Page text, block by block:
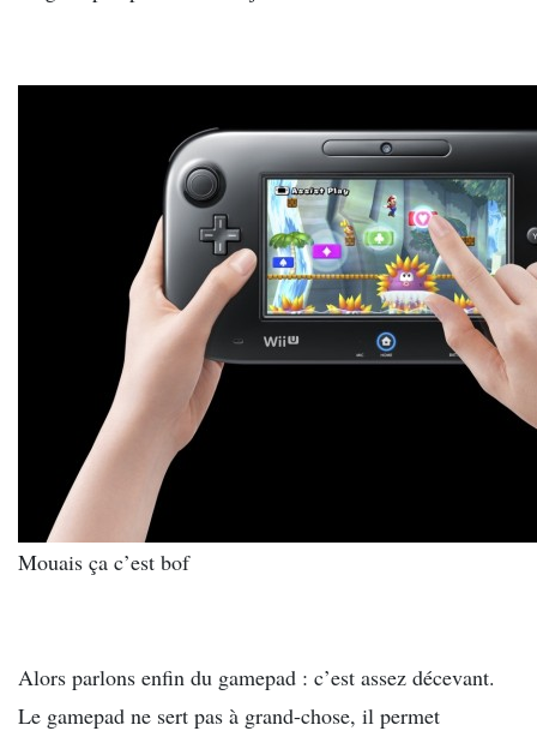
Mouais ça c’est bof
Alors parlons enfin du gamepad : c’est assez décevant.
Le gamepad ne sert pas à grand-chose, il permet